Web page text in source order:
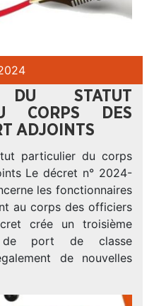
DU STATUT
CORPS DES
ADJOINTS
particulier du corps
Le décret n° 2024-
les fonctionnaires
au corps des officiers
crée un troisième
de port de classe
de nouvelles